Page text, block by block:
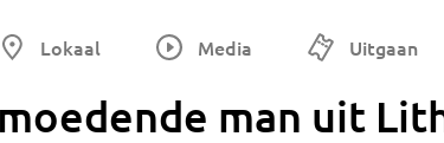
Lokaal Media Uitgaan
man uit